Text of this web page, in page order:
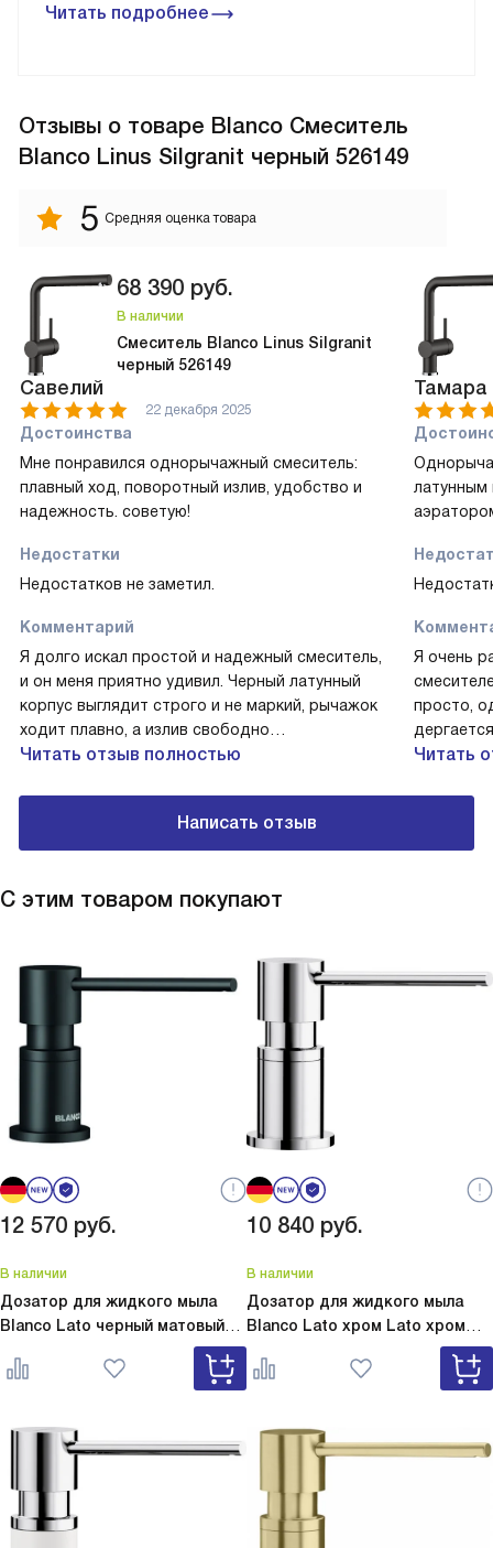
Читать подробнее
Отзывы о товаре Blanco Смеситель
Blanco Linus Silgranit черный 526149
5 Средняя оценка товара
68 390 руб.
В наличии
Смеситель Blanco Linus Silgranit
черный 526149
Савелий
22 декабря 2025
Достоинства
Мне понравился однорычажный смеситель:
плавный ход, поворотный излив, удобство и
надежность. советую!
Недостатки
Недостатков не заметил.
Комментарий
Я долго искал простой и надежный смеситель,
и он меня приятно удивил. Черный латунный
корпус выглядит строго и не маркий, рычажок
ходит плавно, а излив свободно
поворачивается — это реально удобно при
Однажды после готовки слил таз без брызг,
струя ровная благодаря аэратору. Подводка
гибкая, монтаж занял немного времени.
история: как-то мы быстро помыли детские
Читать отзыв полностью
Тамара
Я очень
просто,
больших
брызг —
довольна
Читать
Написать отзыв
С этим товаром покупают
12 570 руб.
В наличии
Дозатор для жидкого мыла
Blanco Lato черный матовый
Lato черный матовый 525789
10 840 руб.
В наличии
Дозатор для жидкого мыла
Blanco Lato хром Lato хром